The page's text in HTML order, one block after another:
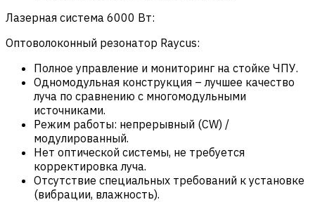
Лазерная система 6000 Вт:
Оптоволоконный резонатор Raycus:
Полное управление и мониторинг на стойке ЧПУ.
Одномодульная конструкция – лучшее качество
луча по сравнению с многомодульными
источниками.
Режим работы: непрерывный (CW) /
модулированный.
Нет оптической системы, не требуется
корректировка луча.
Отсутствие специальных требований к установке
(вибрации, влажность).